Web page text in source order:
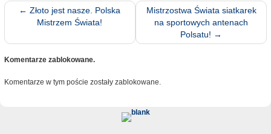
← Złoto jest nasze. Polska
Mistrzem Świata!
Mistrzostwa Świata siatkarek
na sportowych antenach
Polsatu! →
Komentarze zablokowane.
Komentarze w tym poście zostały zablokowane.